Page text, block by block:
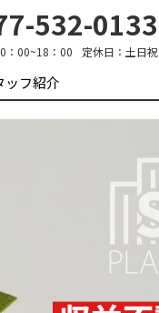
532-0133
：00~18：00 定休日： 土日祝
ッフ紹介